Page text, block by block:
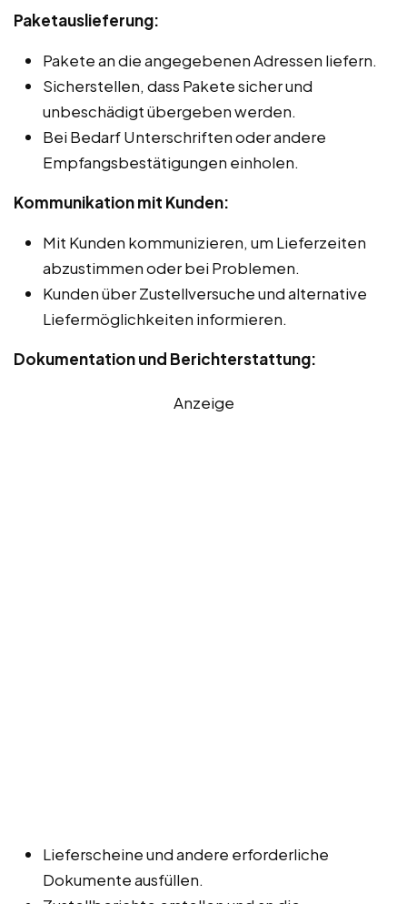
Paketauslieferung:
Pakete an die angegebenen Adressen liefern.
Sicherstellen, dass Pakete sicher und
unbeschädigt übergeben werden.
Bei Bedarf Unterschriften oder andere
Empfangsbestätigungen einholen.
Kommunikation mit Kunden:
Mit Kunden kommunizieren, um Lieferzeiten
abzustimmen oder bei Problemen.
Kunden über Zustellversuche und alternative
Liefermöglichkeiten informieren.
Dokumentation und Berichterstattung:
Anzeige
Lieferscheine und andere erforderliche
Dokumente ausfüllen.